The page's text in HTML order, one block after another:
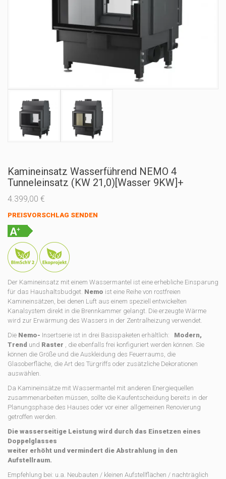
Kamineinsatz Wasserführend NEMO 4
Tunneleinsatz (KW 21,0)[Wasser 9KW]+
4.399,00 €
PREISVORSCHLAG SENDEN
Der Kamineinsatz mit einem Wassermantel ist eine erhebliche Einsparung
für das Haushaltsbudget. Nemo ist eine Reihe von rostfreien
Kamineinsätzen, bei denen Luft aus einem speziell entwickelten
Kanalsystem direkt in die Brennkammer gelangt. Die erzeugte Wärme
wird zur Erwärmung des Wassers in der Zentralheizung verwendet.
Die Nemo- Insertserie ist in drei Basispaketen erhältlich: Modern,
Trend und Raster , die ebenfalls frei konfiguriert werden können. Sie
können die Größe und die Auskleidung des Feuerraums, die
Glasoberfläche, die Art des Türgriffs oder zusätzliche Dekorationen
auswählen.
Da Kamineinsätze mit Wassermantel mit anderen Energiequellen
zusammenarbeiten müssen, sollte die Kaufentscheidung bereits in der
Planungsphase des Hauses oder vor einer allgemeinen Renovierung
getroffen werden.
Die wasserseitige Leistung wird durch das Einsetzen eines
Doppelglasses
weiter erhöht und vermindert die Abstrahlung in den
Aufstellraum.
Empfehlung bei: u.a. Neubauten / kleinen Aufstellflächen / nachträglich